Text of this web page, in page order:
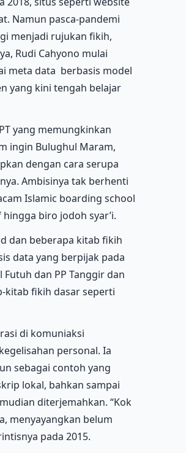
Namun pasca-pandemi
menjadi rujukan fikih,
Rudi Cahyono mulai
meta data berbasis model
yang kini tengah belajar
yang memungkinkan
ingin Bulughul Maram,
dengan cara serupa
Ambisinya tak berhenti
Islamic boarding school
biro jodoh syar’i.
dan beberapa kitab fikih
data yang berpijak pada
Futuh dan PP Tanggir dan
kitab fikih dasar seperti
di komuniaksi
personal. Ia
sebagai contoh yang
lokal, bahkan sampai
diterjemahkan. “Kok
menyayangkan belum
pada 2015.